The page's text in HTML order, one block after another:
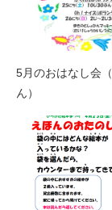
5月のおはなし会
ん）